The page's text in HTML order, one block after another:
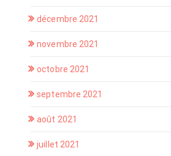
décembre 2021
novembre 2021
octobre 2021
septembre 2021
août 2021
juillet 2021